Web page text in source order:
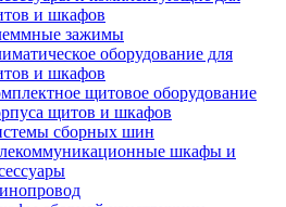
и шкафов
зажимы
оборудование для
и шкафов
щитовое оборудование
щитов и шкафов
сборных шин
шкафы и